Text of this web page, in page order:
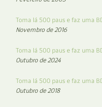
Toma lá 500 paus e faz uma
Novembro de 2016
Toma lá 500 paus e faz uma
Outubro de 2024
Toma lá 500 paus e faz uma
Outubro de 2018